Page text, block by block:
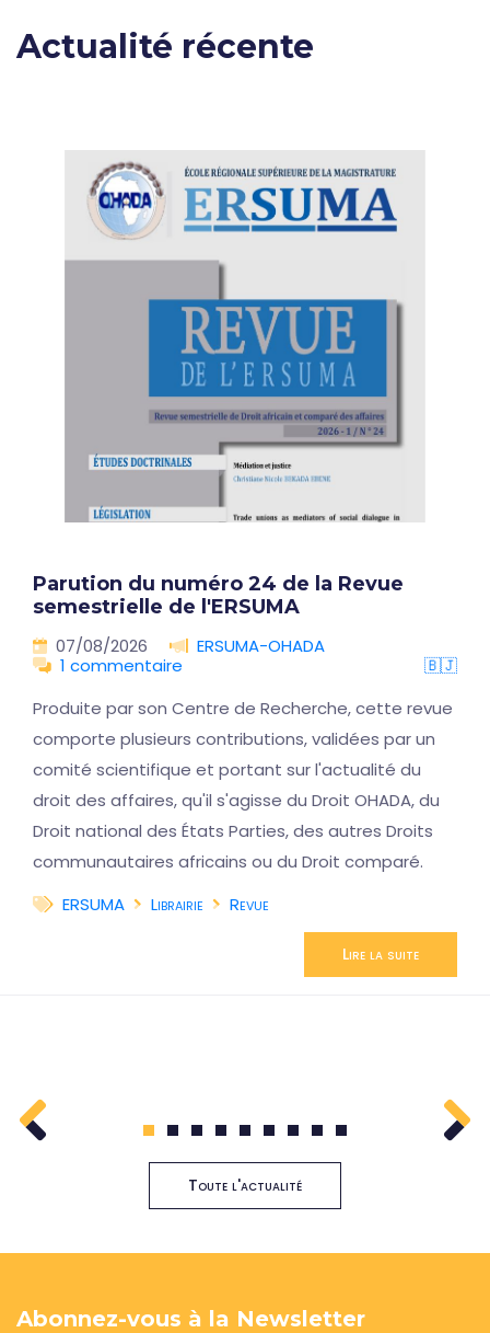
Actualité récente
Parution du numéro 24 de la Revue
semestrielle de l'ERSUMA
07/08/2026
ERSUMA-OHADA
1 commentaire
🇧🇯
Produite par son Centre de Recherche, cette revue
comporte plusieurs contributions, validées par un
comité scientifique et portant sur l'actualité du
droit des affaires, qu'il s'agisse du Droit OHADA, du
Droit national des États Parties, des autres Droits
communautaires africains ou du Droit comparé.
ERSUMA
Librairie Revue
Lire la suite
1 2 3 4 5 6 7 8 9
Toute l'actualité
Abonnez-vous à la Newsletter